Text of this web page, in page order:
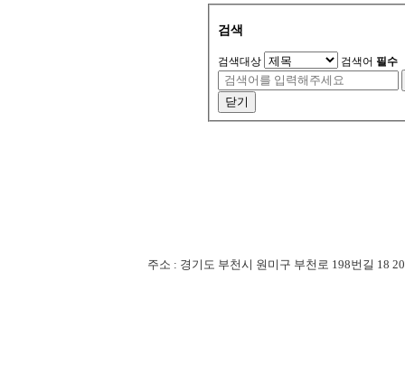
검색
검색대상 검색어 필수
닫기
주소 : 경기도 부천시 원미구 부천로 198번길